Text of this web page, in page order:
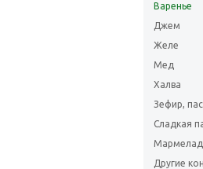
Варенье
Джем
Желе
Мед
Халва
Зефир,
Сладкая
Мармелад
Другие